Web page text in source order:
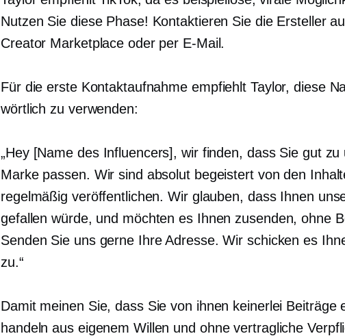
Nutzen Sie diese Phase! Kontaktieren Sie die Ersteller
Creator Marketplace oder per E-Mail.
Für die erste Kontaktaufnahme empfiehlt Taylor, diese
wörtlich zu verwenden:
„Hey [Name des Influencers], wir finden, dass Sie gut zu
Marke passen. Wir sind absolut begeistert von den
regelmäßig veröffentlichen. Wir glauben, dass Ihnen
gefallen würde, und möchten es Ihnen zusenden, ohne
Senden Sie uns gerne Ihre Adresse. Wir schicken es
zu.“
Damit meinen Sie, dass Sie von ihnen keinerlei Beiträge
handeln aus eigenem Willen und ohne vertragliche